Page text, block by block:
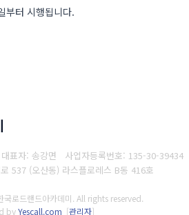
부터 시행됩니다.
표자: 송강면 사업자등록번호: 135-30-39434
537 (오산동) 라스플로레스 B동 416호
로드랜드아카데미. All rights reserved.
byYescall.com [관리자]